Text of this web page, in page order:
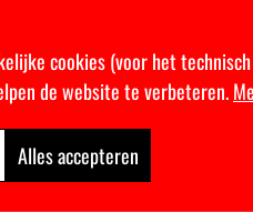
de zaal. Daar was hij verbaasd
Dat is indrukwekkend.
dus het is de vraag
Clinton waren het
wilde studeren aan publieke
lager dan 125 duizend
cookies (voor het
de website te verbeteren.
Alles accepteren